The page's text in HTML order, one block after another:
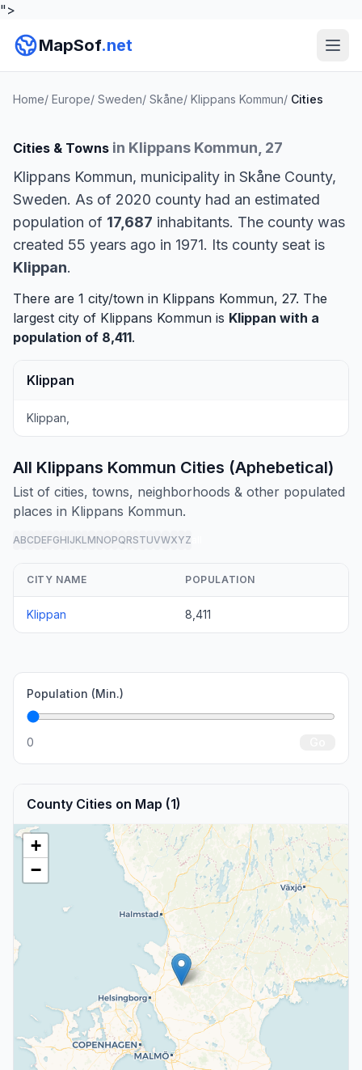
">
MapSof.net
Home/ Europe/ Sweden/ Skåne/ Klippans Kommun/ Cities
Cities & Towns in Klippans Kommun, 27
Klippans Kommun, municipality in Skåne County,
Sweden. As of 2020 county had an estimated
population of 17,687 inhabitants. The county was
created 55 years ago in 1971. Its county seat is
Klippan.
There are 1 city/town in Klippans Kommun, 27. The
largest city of Klippans Kommun is Klippan with a
population of 8,411.
Klippan
Klippan,
All Klippans Kommun Cities (Aphebetical)
List of cities, towns, neighborhoods & other populated
places in Klippans Kommun.
ABCDEFGHIJKLMNOPQRSTUVWXYZ
CITY NAME POPULATION
Klippan 8,411
Population (Min.)
0
County Cities on Map (1)
+
−